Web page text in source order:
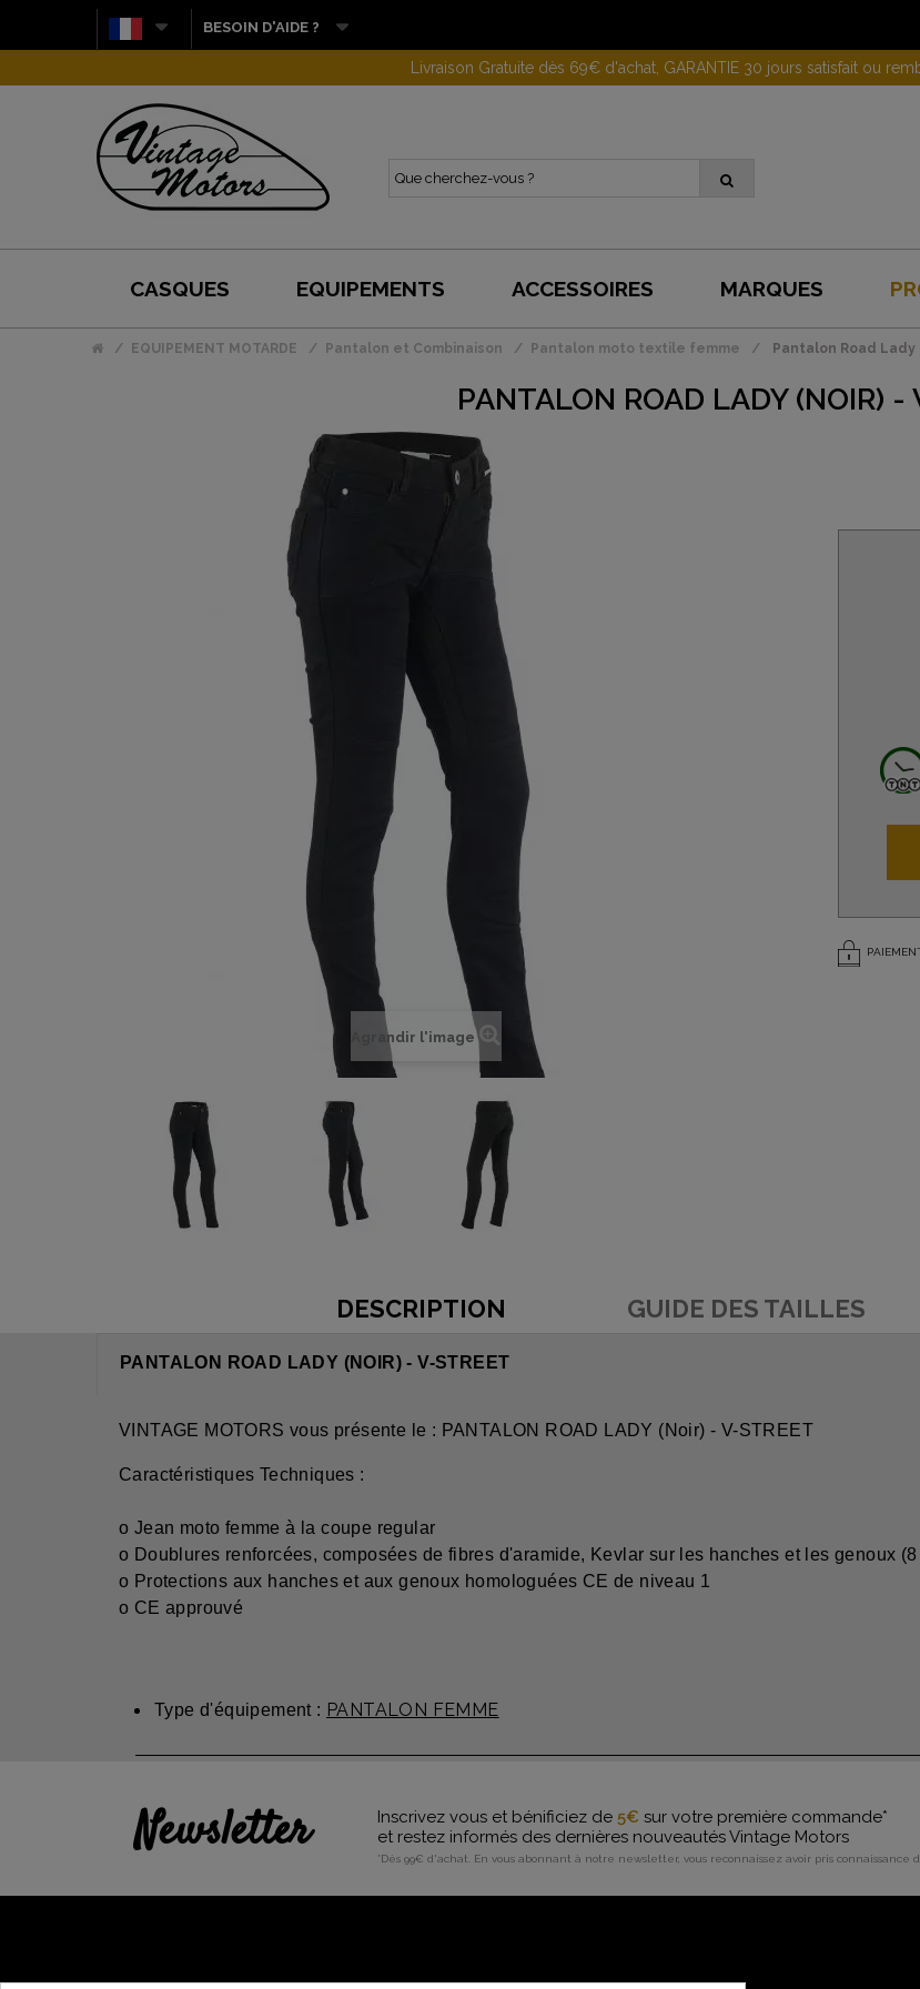
BESOIN D'AIDE ?
Gagnez 10 euros en parrainant un proche ! En
CASQUES EQUIPEMENTS ACCESSOIRES MARQUES
EQUIPEMENT MOTARDE Pantalon et Combinaison Pantalon moto textile femme Pantalon Road
PANTALON ROAD LADY (NOIR) -
Agrandir l'image
DESCRIPTION GUIDE DES TAILLES
PANTALON ROAD LADY (NOIR) - V-STREET
VINTAGE MOTORS vous présente le : PANTALON ROAD LADY (Noir) - V-STREET
Caractéristiques Techniques :
o Jean moto femme à la coupe regular
o Doublures renforcées, composées de fibres d'aramide, Kevlar sur les hanches et les genoux
o Protections aux hanches et aux genoux homologuées CE de niveau 1
o CE approuvé
Type d'équipement : PANTALON FEMME
Newsletter Inscrivez vous et bénificiez de 5€ sur votre première commande*
et restez informés des dernières nouveautés Vintage Motors
*Dès 99€ d'achat. En vous abonnant à notre newsletter, vous reconnaissez avoir pris